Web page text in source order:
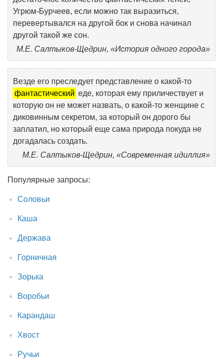
Угрюм-Бурчеев, если можно так выразиться,
перевертывался на другой бок и снова начинал
другой такой же сон.
М.Е. Салтыков-Щедрин, «История одного города»
Везде его преследует представление о какой-то
фантастический еде, которая ему приличествует и
которую он не может назвать, о какой-то женщине с
диковинным секретом, за который он дорого бы
заплатил, но который еще сама природа покуда не
догадалась создать.
М.Е. Салтыков-Щедрин, «Современная идиллия»
Популярные запросы:
Соловьи
Каша
Держава
Горничная
Зорька
Воробьи
Карандаш
Хвост
Ручьи